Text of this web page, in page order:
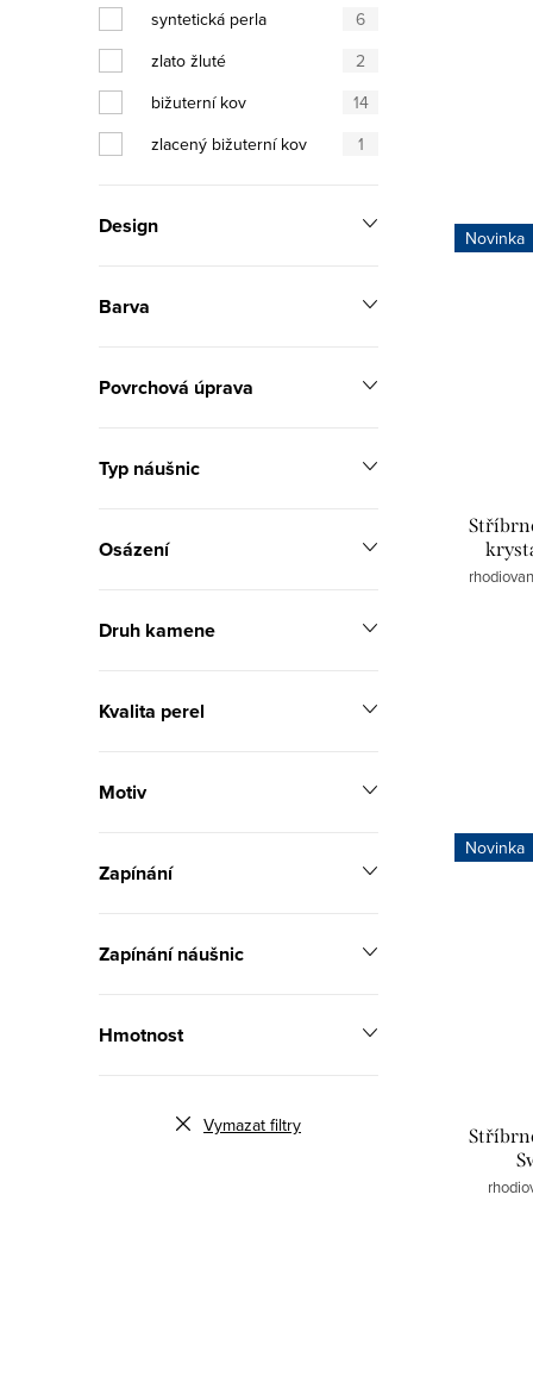
syntetická perla
6
zlato žluté
2
bižuterní kov
14
zlacený bižuterní kov
1
Design
Barva
Povrchová úprava
Typ náušnic
Osázení
Druh kamene
Kvalita perel
Motiv
Zapínání
Zapínání náušnic
Hmotnost
Vymazat filtry
Novinka
Novinka